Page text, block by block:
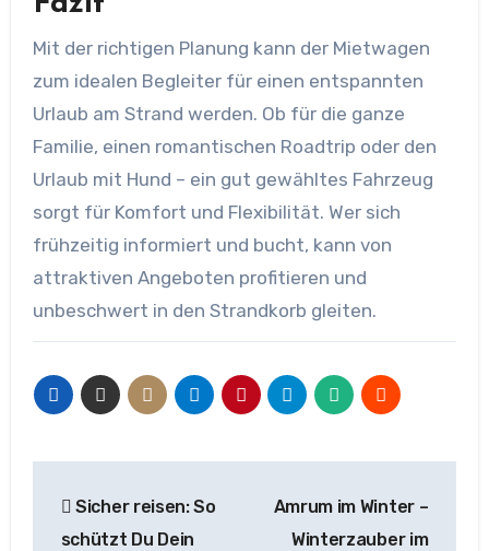
Mit der richtigen Planung kann der Mietwagen
zum idealen Begleiter für einen entspannten
Urlaub am Strand werden. Ob für die ganze
Familie, einen romantischen Roadtrip oder den
Urlaub mit Hund – ein gut gewähltes Fahrzeug
sorgt für Komfort und Flexibilität. Wer sich
frühzeitig informiert und bucht, kann von
attraktiven Angeboten profitieren und
unbeschwert in den Strandkorb gleiten.
Sicher reisen: So
schützt Du Dein
Amrum im Winter –
Winterzauber im